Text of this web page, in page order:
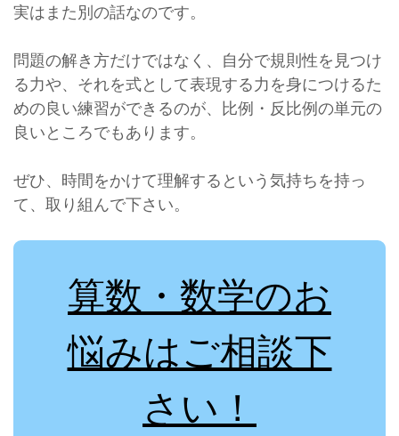
実はまた別の話なのです。
問題の解き方だけではなく、自分で規則性を見つけ
る力や、それを式として表現する力を身につけるた
めの良い練習ができるのが、比例・反比例の単元の
良いところでもあります。
ぜひ、時間をかけて理解するという気持ちを持っ
て、取り組んで下さい。
算数・数学のお
悩みはご相談下
さい！